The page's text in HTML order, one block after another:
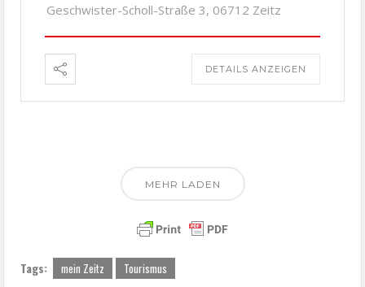
Geschwister-Scholl-Straße 3, 06712 Zeitz
DETAILS ANZEIGEN
MEHR LADEN
Tags: mein Zeitz Tourismus